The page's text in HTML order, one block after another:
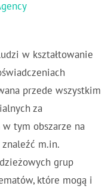
w kształtowanie
przede wszystkim
za
tym obszarze na
m.in.
grup
które mogą i